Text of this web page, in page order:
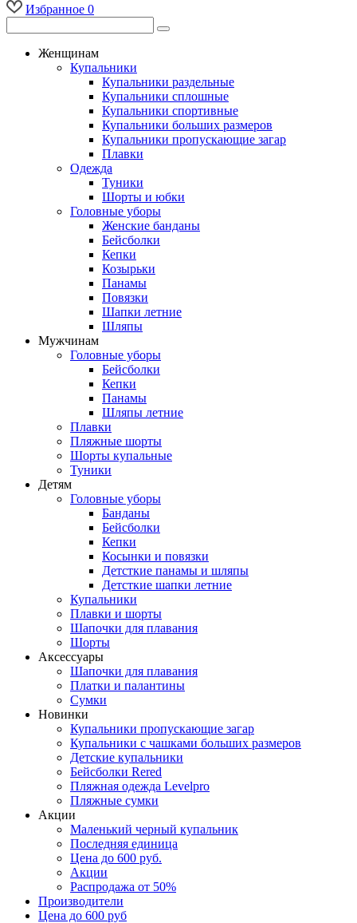
Избранное 0
Женщинам
Купальники
Купальники раздельные
Купальники сплошные
Купальники спортивные
Купальники больших размеров
Купальники пропускающие загар
Плавки
Одежда
Туники
Шорты и юбки
Головные уборы
Женские банданы
Бейсболки
Кепки
Козырьки
Панамы
Повязки
Шапки летние
Шляпы
Мужчинам
Головные уборы
Бейсболки
Кепки
Панамы
Шляпы летние
Плавки
Пляжные шорты
Шорты купальные
Туники
Детям
Головные уборы
Банданы
Бейсболки
Кепки
Косынки и повязки
Детсткие панамы и шляпы
Детсткие шапки летние
Купальники
Плавки и шорты
Шапочки для плавания
Шорты
Аксессуары
Шапочки для плавания
Платки и палантины
Сумки
Новинки
Купальники пропускающие загар
Купальники с чашками больших размеров
Детские купальники
Бейсболки Rered
Пляжная одежда Levelpro
Пляжные сумки
Акции
Маленький черный купальник
Последняя единица
Цена до 600 руб.
Акции
Распродажа от 50%
Производители
Цена до 600 руб